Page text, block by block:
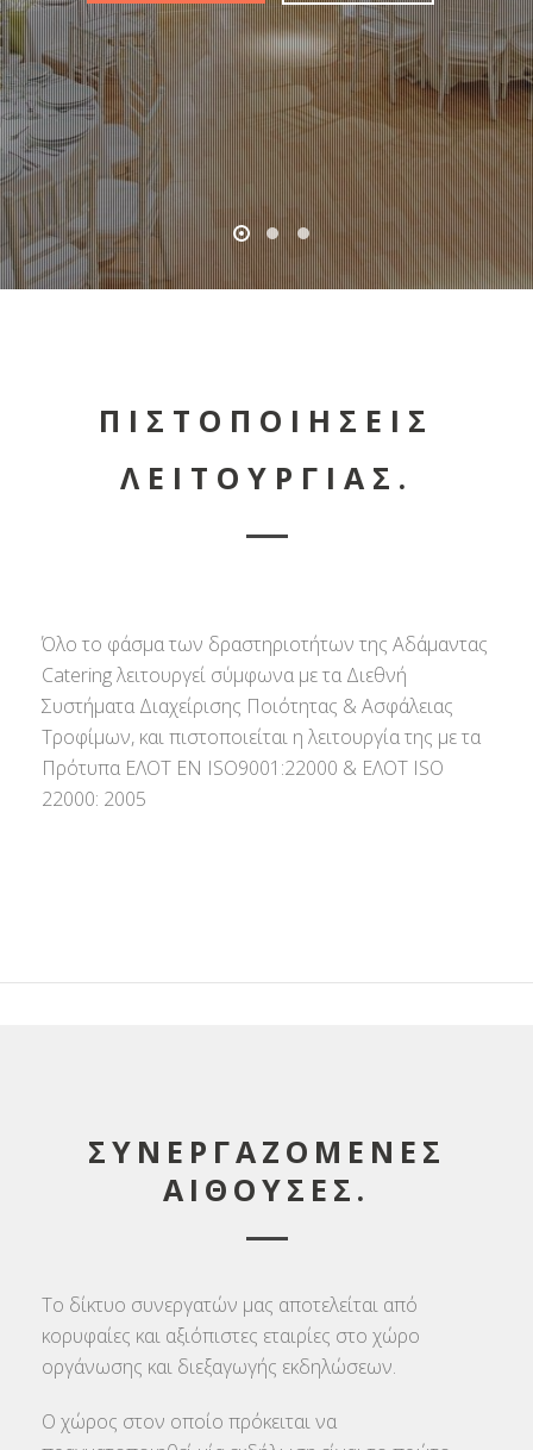
ΠΙΣΤΟΠΟΙΗΣΕΙΣ
ΛΕΙΤΟΥΡΓΙΑΣ.
Όλο το φάσμα των δραστηριοτήτων της Αδάμαντας
Catering λειτουργεί σύμφωνα με τα Διεθνή
Συστήματα Διαχείρισης Ποιότητας & Ασφάλειας
Τροφίμων, και πιστοποιείται η λειτουργία της με τα
Πρότυπα ΕΛΟΤ ΕΝ ISO9001:22000 & ΕΛΟΤ ISO
22000: 2005
ΣΥΝΕΡΓΑΖΟΜΕΝΕΣ
ΑΙΘΟΥΣΕΣ.
Το δίκτυο συνεργατών μας αποτελείται από
κορυφαίες και αξιόπιστες εταιρίες στο χώρο
οργάνωσης και διεξαγωγής εκδηλώσεων.
Ο χώρος στον οποίο πρόκειται να